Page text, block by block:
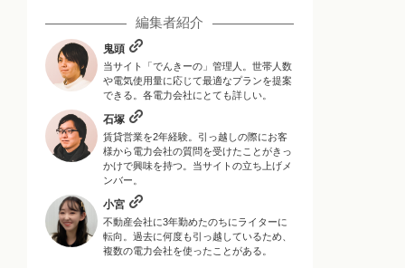
編集者紹介
鬼頭
当サイト「でんきーの」管理人。世帯人数
や電気使用量に応じて最適なプランを提案
できる。各電力会社にとても詳しい。
石塚
賃貸営業を2年経験。引っ越しの際にお客
様から電力会社の質問を受けたことがきっ
かけで興味を持つ。当サイトの立ち上げメ
ンバー。
小宮
不動産会社に3年勤めたのちにライターに
転向。過去に何度も引っ越しているため、
複数の電力会社を使ったことがある。